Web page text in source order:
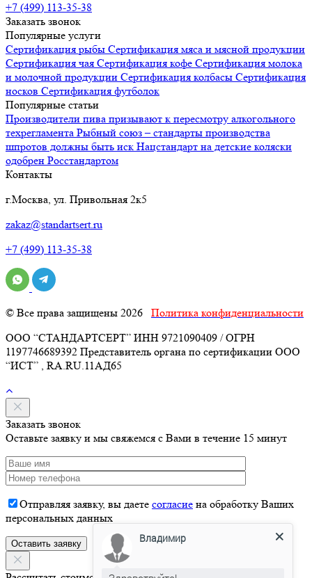
+7 (499) 113-35-38
Заказать звонок
Популярные услуги
Сертификация рыбы Сертификация мяса и мясной продукции
Сертификация чая Сертификация кофе Сертификация молока
и молочной продукции Сертификация колбасы Сертификация
носков Сертификация футболок
Популярные статьи
Производители пива призывают к пересмотру алкогольного
техрегламента Рыбный союз – стандарты производства
шпротов должны быть иск Нацстандарт на детские коляски
одобрен Росстандартом
Контакты
г.Москва, ул. Привольная 2к5
zakaz@standartsert.ru
+7 (499) 113-35-38
© Все права защищены 2026 Политика конфиденциальности
ООО “СТАНДАРТСЕРТ” ИНН 9721090409 / ОГРН
1197746689392 Представитель органа по сертификации ООО
“ИСТ” , RA.RU.11АД65
Заказать звонок
Оставьте заявку и мы свяжемся с Вами в течение 15 минут
Отправляя заявку, вы даете согласие на обработку Ваших
персональных данных
Владимир
Здравствуйте!